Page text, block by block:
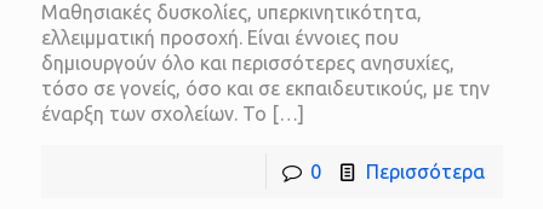
Μαθησιακές δυσκολίες, υπερκινητικότητα,
ελλειμματική προσοχή. Είναι έννοιες που
δημιουργούν όλο και περισσότερες ανησυχίες,
τόσο σε γονείς, όσο και σε εκπαιδευτικούς, με την
έναρξη των σχολείων. Το […]
0 Περισσότερα